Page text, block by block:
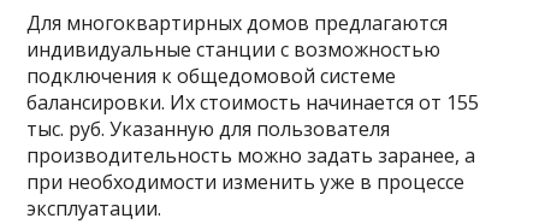
Для многоквартирных домов предлагаются
индивидуальные станции с возможностью
подключения к общедомовой системе
балансировки. Их стоимость начинается от 155
тыс. руб. Указанную для пользователя
производительность можно задать заранее, а
при необходимости изменить уже в процессе
эксплуатации.